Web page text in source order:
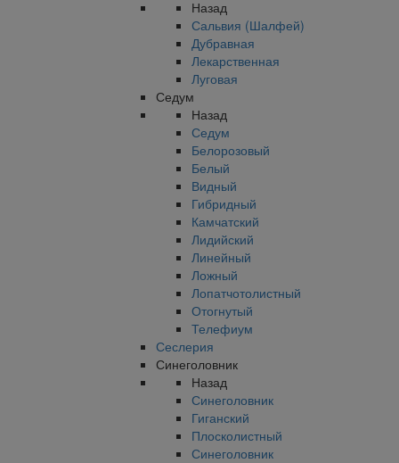
Назад
Сальвия (Шалфей)
Дубравная
Лекарственная
Луговая
Седум
Назад
Седум
Белорозовый
Белый
Видный
Гибридный
Камчатский
Лидийский
Линейный
Ложный
Лопатчотолистный
Отогнутый
Телефиум
Сеслерия
Синеголовник
Назад
Синеголовник
Гиганский
Плосколистный
Синеголовник